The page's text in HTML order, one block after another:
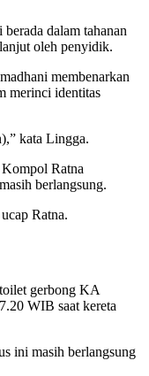
dalam tahanan
oleh penyidik.
membenarkan
merinci identitas
kata Lingga.
Kompol Ratna
berlangsung.
Ratna.
gerbong KA
WIB saat kereta
ini masih berlangsung